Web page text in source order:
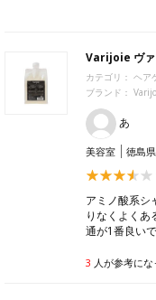
Varijoie ヴ
カテゴリ： ヘア
ブランド：
あ
美容室 徳島県
アミノ酸系シ
りなくよくあ
通が1番良い
3 人が参考に